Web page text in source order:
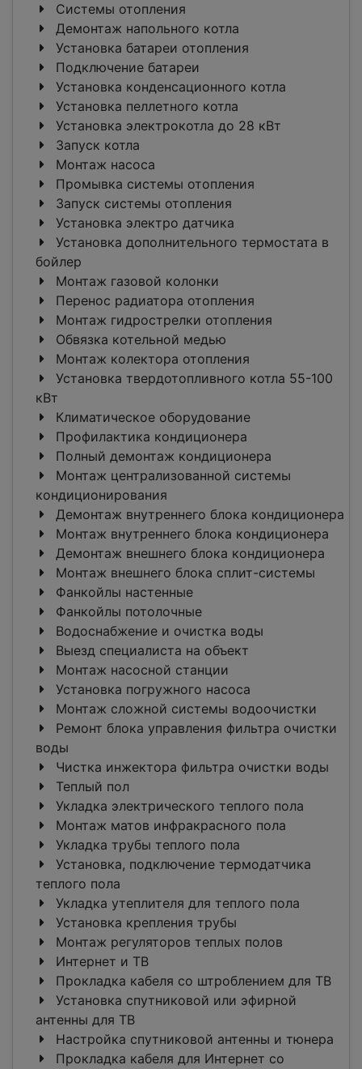
Системы отопления
Демонтаж напольного котла
Установка батареи отопления
Подключение батареи
Установка конденсационного котла
Установка пеллетного котла
Установка электрокотла до 28 кВт
Запуск котла
Монтаж насоса
Промывка системы отопления
Запуск системы отопления
Установка электро датчика
Установка дополнительного термостата в
бойлер
Монтаж газовой колонки
Перенос радиатора отопления
Монтаж гидрострелки отопления
Обвязка котельной медью
Монтаж колектора отопления
Установка твердотопливного котла 55-100
кВт
Климатическое оборудование
Профилактика кондиционера
Полный демонтаж кондиционера
Монтаж централизованной системы
кондиционирования
Демонтаж внутреннего блока кондиционера
Монтаж внутреннего блока кондиционера
Демонтаж внешнего блока кондиционера
Монтаж внешнего блока сплит-системы
Фанкойлы настенные
Фанкойлы потолочные
Водоснабжение и очистка воды
Выезд специалиста на объект
Монтаж насосной станции
Установка погружного насоса
Монтаж сложной системы водоочистки
Ремонт блока управления фильтра очистки
воды
Чистка инжектора фильтра очистки воды
Теплый пол
Укладка электрического теплого пола
Монтаж матов инфракрасного пола
Укладка трубы теплого пола
Установка, подключение термодатчика
теплого пола
Укладка утеплителя для теплого пола
Установка крепления трубы
Монтаж регуляторов теплых полов
Интернет и ТВ
Прокладка кабеля со штроблением для ТВ
Установка спутниковой или эфирной
антенны для ТВ
Настройка спутниковой антенны и тюнера
Прокладка кабеля для Интернет со